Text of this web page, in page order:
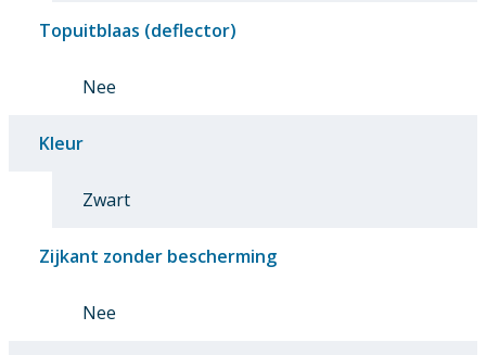
Topuitblaas (deflector)
Nee
Kleur
Zwart
Zijkant zonder bescherming
Nee